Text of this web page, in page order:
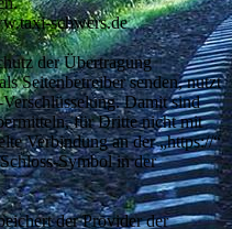
schwers.de
der Übertragung
Seitenbetreiber senden, nutzt
Damit sind
für Dritte nicht mit
Verbindung an der „https://“
Symbol in der
der Provider der